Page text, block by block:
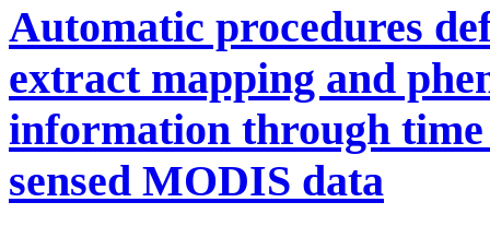
Automatic procedures
extract mapping and
information through time
sensed MODIS data